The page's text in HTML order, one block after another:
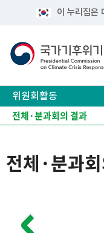
이 누리집은
위원회활동
전체·분과회의 결과
전체·분과